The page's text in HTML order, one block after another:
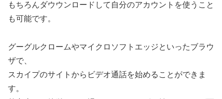
もちろんダウウンロードして自分のアカウントを使うこと
も可能です。
グーグルクロームやマイクロソフトエッジといったブラウ
ザで、
スカイプのサイトからビデオ通話を始めることができま
す。